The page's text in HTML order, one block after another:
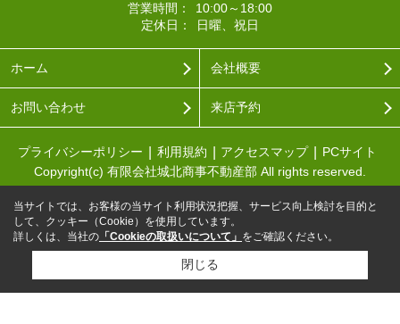
営業時間：
10:00～18:00
定休日：
日曜、祝日
ホーム 会社概要
お問い合わせ 来店予約
プライバシーポリシー 利用規約 アクセスマップ
PCサイト
Copyright(c) 有限会社城北商事不動産部 All rights reserved.
当サイトでは、お客様の当サイト利用状況把握、サービス向上検討を目的と
して、クッキー（Cookie）を使用しています。
詳しくは、当社の 「Cookieの取扱いについて」 をご確認ください。
閉じる